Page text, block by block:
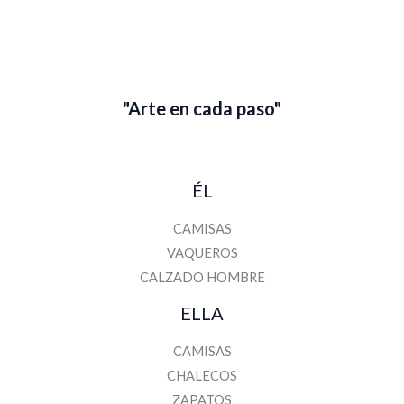
"Arte en cada paso"
ÉL
CAMISAS
VAQUEROS
CALZADO HOMBRE
ELLA
CAMISAS
CHALECOS
ZAPATOS